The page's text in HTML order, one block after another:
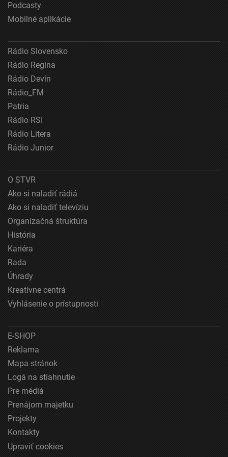
Meranie výkonnosti obsahu
Pochopiť cieľové skupiny na základe štatistík
alebo spájania údajov z rôznych zdrojov
Vývoj a zlepšovanie služieb
Použitie obmedzených údajov na výber obsahu
Špeciálne funkcie IAB:
Používanie presných údajov o geografickej
polohe
Identifikácia zariadení na základe aktívne
Účely spracovania, ktoré nie sú v kompetencii IAB:
Nevyhnutné
Funkčné
Podcasty
Mobilné aplikácie
Rádio Slovensko
Rádio Regina
Rádio Devín
Rádio_FM
Patria
Rádio RSI
Rádio Litera
Rádio Junior
O STVR
Ako si naladiť rádiá
Ako si naladiť televíziu
Organizačná štruktúra
História
Kariéra
Rada
Úhrady
Kreatívne centrá
Vyhlásenie o prístupnosti
E-SHOP
Reklama
Mapa stránok
Logá na stiahnutie
Pre médiá
Prenájom majetku
Projekty
Kontakty
Upraviť cookies